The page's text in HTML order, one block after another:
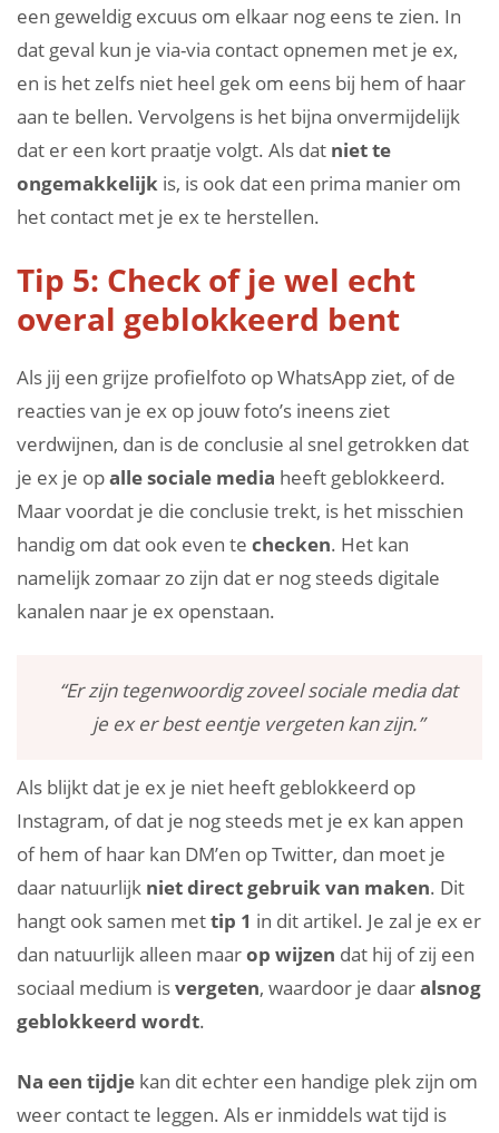
een geweldig excuus om elkaar nog eens te zien. In
dat geval kun je via-via contact opnemen met je ex,
en is het zelfs niet heel gek om eens bij hem of haar
aan te bellen. Vervolgens is het bijna onvermijdelijk
dat er een kort praatje volgt. Als dat niet te
ongemakkelijk is, is ook dat een prima manier om
het contact met je ex te herstellen.
Tip 5: Check of je wel echt
overal geblokkeerd bent
Als jij een grijze profielfoto op WhatsApp ziet, of de
reacties van je ex op jouw foto’s ineens ziet
verdwijnen, dan is de conclusie al snel getrokken dat
je ex je opalle sociale media heeft geblokkeerd.
Maar voordat je die conclusie trekt, is het misschien
handig om dat ook even te checken. Het kan
namelijk zomaar zo zijn dat er nog steeds digitale
kanalen naar je ex openstaan.
“Er zijn tegenwoordig zoveel sociale media dat
je ex er best eentje vergeten kan zijn.”
Als blijkt dat je ex je niet heeft geblokkeerd op
Instagram, of dat je nog steeds met je ex kan appen
of hem of haar kan DM’en op Twitter, dan moet je
daar natuurlijk niet direct gebruik van maken. Dit
hangt ook samen mettip 1 in dit artikel. Je zal je ex er
dan natuurlijk alleen maarop wijzen dat hij of zij een
sociaal medium isvergeten, waardoor je daaralsnog
geblokkeerd wordt.
Na een tijdje kan dit echter een handige plek zijn om
weer contact te leggen. Als er inmiddels wat tijd is